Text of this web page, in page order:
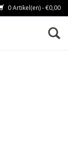
0 Artikel(en) - €0,00